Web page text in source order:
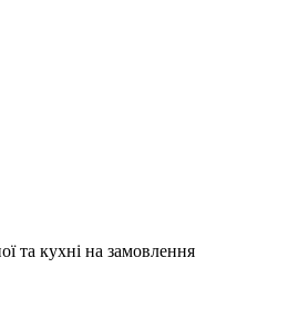
та кухні на замовлення